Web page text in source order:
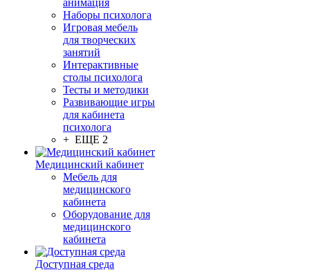
анимация
Наборы психолога
Игровая мебель
для творческих
занятий
Интерактивные
столы психолога
Тесты и методики
Развивающие игры
для кабинета
психолога
+ ЕЩЕ 2
Медицинский кабинет
Мебель для
медицинского
кабинета
Оборудование для
медицинского
кабинета
Доступная среда